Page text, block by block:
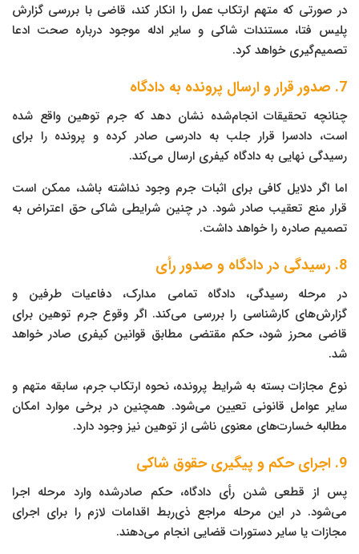
در صورتی که متهم ارتکاب عمل را انکار کند، قاضی با بررسی گزارش
پلیس فتا، مستندات شاکی و سایر ادله موجود درباره صحت ادعا
تصمیم‌گیری خواهد کرد.
7. صدور قرار و ارسال پرونده به دادگاه
چنانچه تحقیقات انجام‌شده نشان دهد که جرم توهین واقع شده
است، دادسرا قرار جلب به دادرسی صادر کرده و پرونده را برای
رسیدگی نهایی به دادگاه کیفری ارسال می‌کند.
اما اگر دلایل کافی برای اثبات جرم وجود نداشته باشد، ممکن است
قرار منع تعقیب صادر شود. در چنین شرایطی شاکی حق اعتراض به
تصمیم صادره را خواهد داشت.
8. رسیدگی در دادگاه و صدور رأی
در مرحله رسیدگی، دادگاه تمامی مدارک، دفاعیات طرفین و
گزارش‌های کارشناسی را بررسی می‌کند. اگر وقوع جرم توهین برای
قاضی محرز شود، حکم مقتضی مطابق قوانین کیفری صادر خواهد
شد.
نوع مجازات بسته به شرایط پرونده، نحوه ارتکاب جرم، سابقه متهم و
سایر عوامل قانونی تعیین می‌شود. همچنین در برخی موارد امکان
مطالبه خسارت‌های معنوی ناشی از توهین نیز وجود دارد.
9. اجرای حکم و پیگیری حقوق شاکی
پس از قطعی شدن رأی دادگاه، حکم صادرشده وارد مرحله اجرا
می‌شود. در این مرحله مراجع ذی‌ربط اقدامات لازم را برای اجرای
مجازات یا سایر دستورات قضایی انجام می‌دهند.